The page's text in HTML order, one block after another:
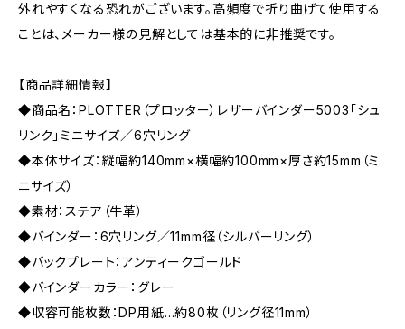
外れやすくなる恐れがございます。高頻度で折り曲げて使用する
ことは、メーカー様の見解としては基本的に非推奨です。
【商品詳細情報】
◆商品名：PLOTTER（プロッター）レザーバインダー5003「シュ
リンク」ミニサイズ／6穴リング
◆本体サイズ：縦幅約140mm×横幅約100mm×厚さ約15mm（ミ
ニサイズ）
◆素材：ステア（牛革）
◆バインダー：6穴リング／11mm径（シルバーリング）
◆バックプレート：アンティークゴールド
◆バインダーカラー：グレー
◆収容可能枚数：DP用紙…約80枚（リング径11mm）